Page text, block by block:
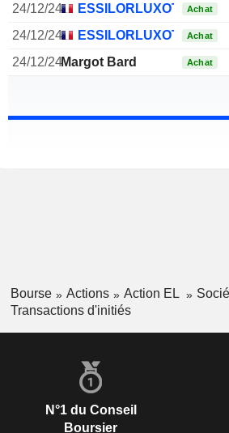
24/12/24
ESSILORLUXOTTICA SA
Achat
24/12/24
ESSILORLUXOTTICA SA
Achat
24/12/24Margot Bard Achat
Bourse Actions Action EL
Transactions d'initiés
N°1 du Conseil
Boursier